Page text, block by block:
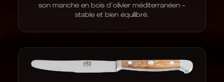
son manche en bois d'olivier méditerranéen –
stable et bien équilibré.